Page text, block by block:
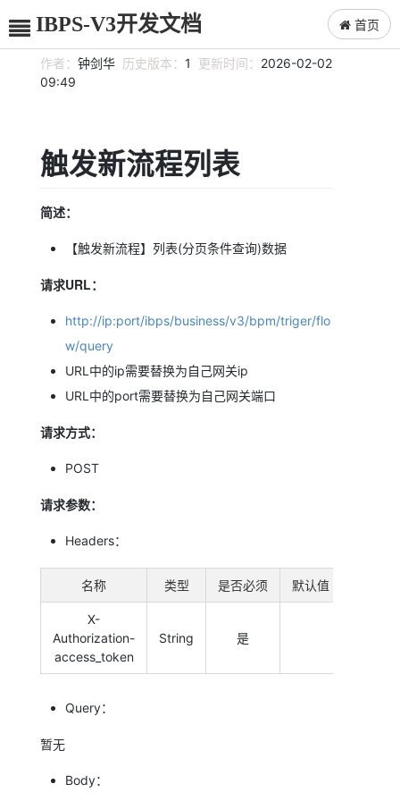
IBPS-V3开发文档 首页
作者： 钟剑华 历史版本： 1 更新时间： 2026-02-02
09:49
触发新流程列表
简述：
【触发新流程】列表(分页条件查询)数据
请求URL：
http://ip:port/ibps/business/v3/bpm/triger/flo
w/query
URL中的ip需要替换为自己网关ip
URL中的port需要替换为自己网关端口
请求方式：
POST
请求参数：
Headers：
名称 类型 是否必须 默认值
X-
Authorization-
access_token
String 是
Query：
暂无
Body：